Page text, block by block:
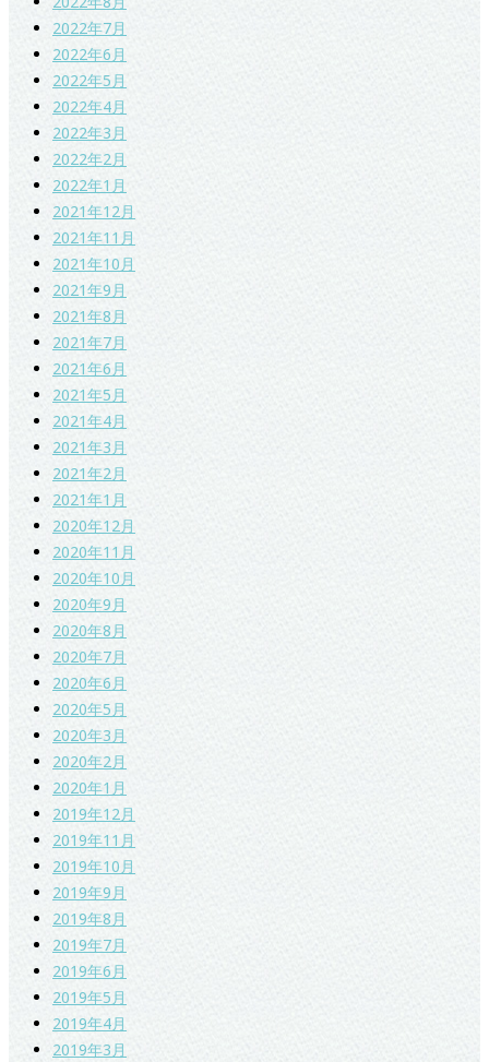
2022年7月
2022年6月
2022年5月
2022年4月
2022年3月
2022年2月
2022年1月
2021年12月
2021年11月
2021年10月
2021年9月
2021年8月
2021年7月
2021年6月
2021年5月
2021年4月
2021年3月
2021年2月
2021年1月
2020年12月
2020年11月
2020年10月
2020年9月
2020年8月
2020年7月
2020年6月
2020年5月
2020年3月
2020年2月
2020年1月
2019年12月
2019年11月
2019年10月
2019年9月
2019年8月
2019年7月
2019年6月
2019年5月
2019年4月
2019年3月